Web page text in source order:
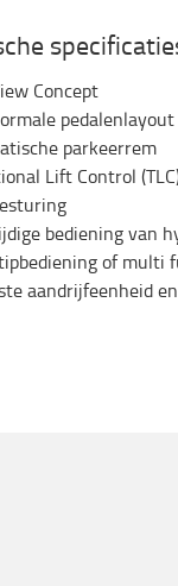
Concept
pedalenlayout
parkeerrem
Lift Control
bediening van
of multi
aandrijfeenheid